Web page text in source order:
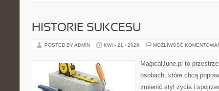
HISTORIE SUKCESU
POSTED BY ADMIN KWI - 21 - 2026 MOŻLIWOŚĆ
MagicalJune.pl to
osobach, które chcą
zmienić styl życia i